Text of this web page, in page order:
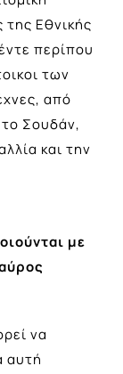
Εθνικής
περίπου
των
από
Σουδάν,
και την
με
να
αυτή